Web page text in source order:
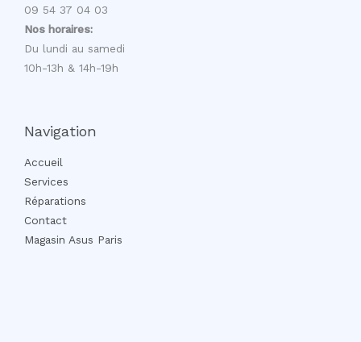
09 54 37 04 03
Nos horaires:
Du lundi au samedi
10h-13h & 14h-19h
Navigation
Accueil
Services
Réparations
Contact
Magasin Asus Paris